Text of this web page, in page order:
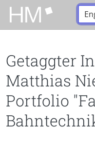
Zum Hauptinhalt
Getaggter
Matthias
Portfolio